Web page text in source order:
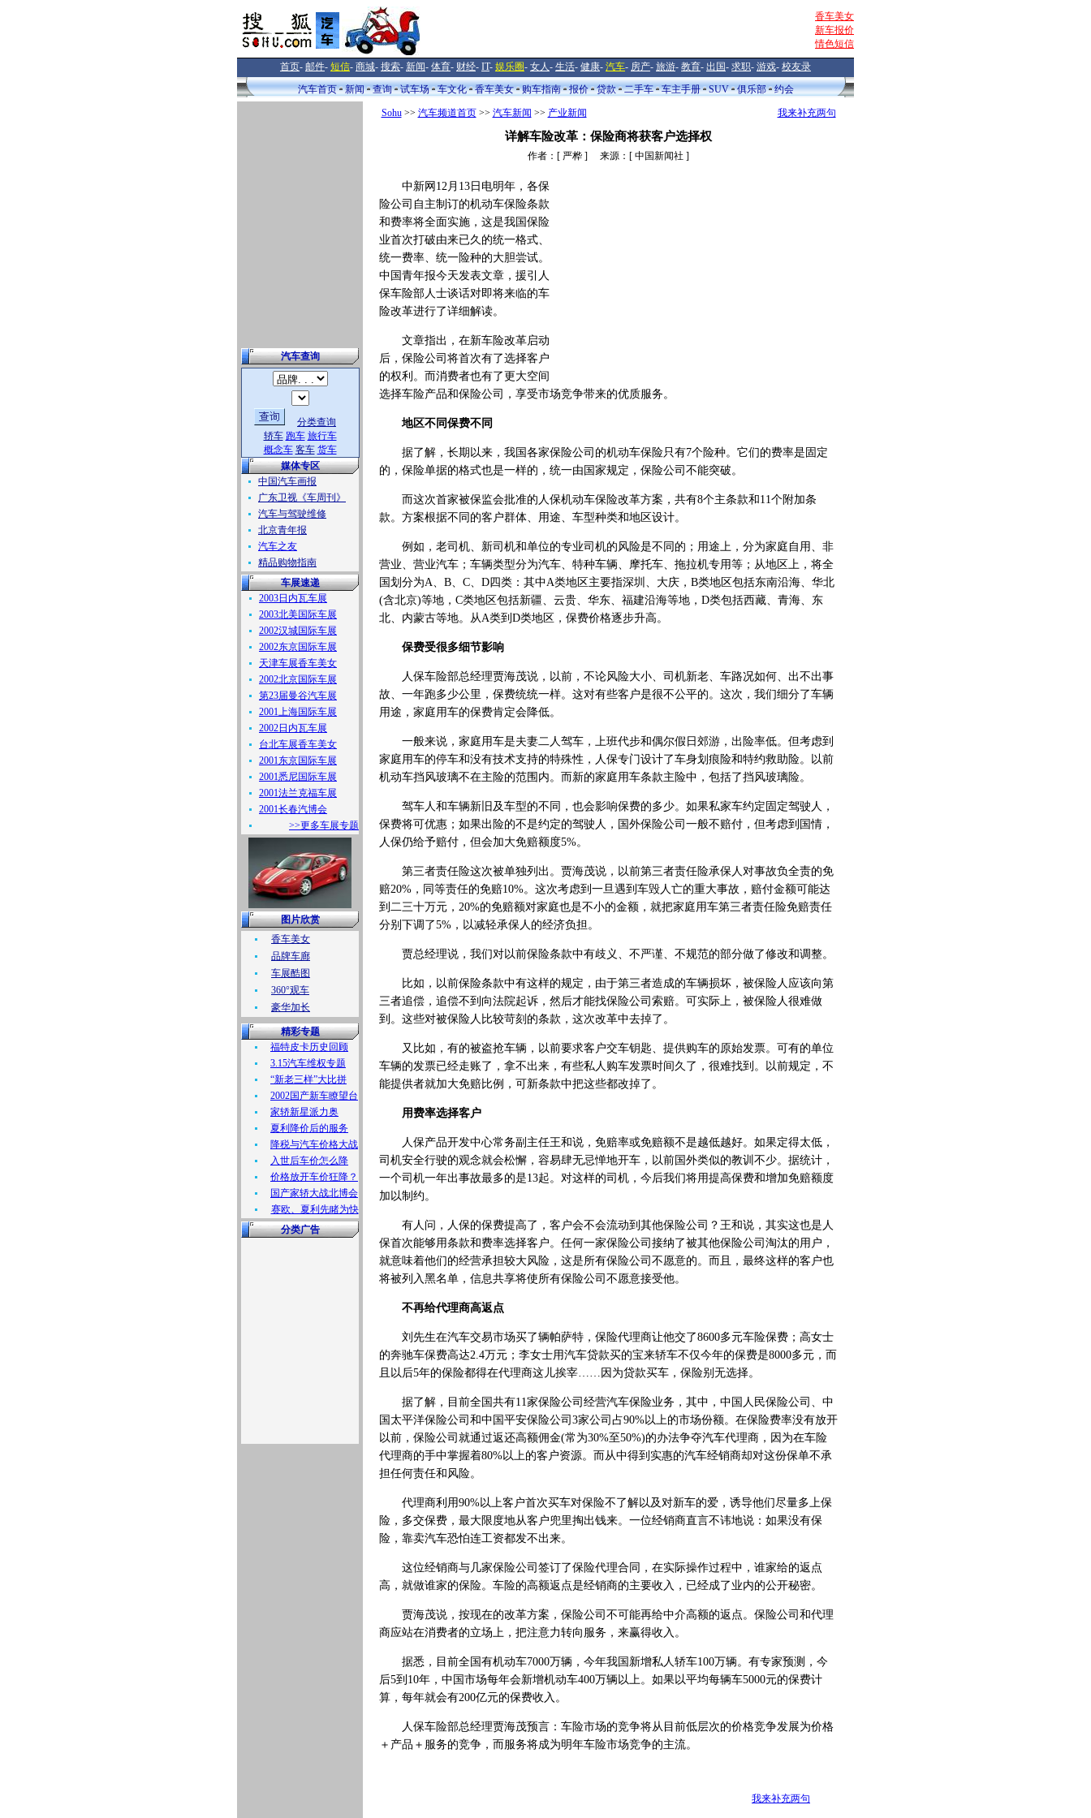
香车美女
新车报价
情色短信
首页- 邮件- 短信- 商城- 搜索- 新闻- 体育- 财经- IT- 娱乐圈- 女人- 生活- 健康- 汽车- 房产- 旅游- 教育- 出国- 求职- 游戏- 校友录
汽车首页
新闻 查询 试车场 车文化 香车美女 购车指南 报价 贷款 二手车 车主手册 SUV 俱乐部 约会
汽车查询
分类查询
轿车 跑车 旅行车
概念车 客车 货车
媒体专区
中国汽车画报
广东卫视《车周刊》
汽车与驾驶维修
北京青年报
汽车之友
精品购物指南
车展速递
2003日内瓦车展
2003北美国际车展
2002汉城国际车展
2002东京国际车展
天津车展香车美女
2002北京国际车展
第23届曼谷汽车展
2001上海国际车展
2002日内瓦车展
台北车展香车美女
2001东京国际车展
2001悉尼国际车展
2001法兰克福车展
2001长春汽博会
>>更多车展专题
图片欣赏
香车美女
品牌车廊
车展酷图
360°观车
豪华加长
精彩专题
福特皮卡历史回顾
3.15汽车维权专题
“新老三样”大比拼
2002国产新车瞭望台
家轿新星派力奥
夏利降价后的服务
降税与汽车价格大战
入世后车价怎么降
价格放开车价狂降？
国产家轿大战北博会
赛欧、夏利先睹为快
分类广告
Sohu>> 汽车频道首页>> 汽车新闻 >> 产业新闻 我来补充两句
详解车险改革：保险商将获客户选择权
作者：[ 严桦 ] 来源：[ 中国新闻社 ]
中新网12月13日电明年，各保
险公司自主制订的机动车保险条款
和费率将全面实施，这是我国保险
业首次打破由来已久的统一格式、
统一费率、统一险种的大胆尝试。
中国青年报今天发表文章，援引人
保车险部人士谈话对即将来临的车
险改革进行了详细解读。
文章指出，在新车险改革启动
后，保险公司将首次有了选择客户
的权利。而消费者也有了更大空间
选择车险产品和保险公司，享受市场竞争带来的优质服务。
地区不同保费不同
据了解，长期以来，我国各家保险公司的机动车保险只有7个险种。它们的费率是固定
的，保险单据的格式也是一样的，统一由国家规定，保险公司不能突破。
而这次首家被保监会批准的人保机动车保险改革方案，共有8个主条款和11个附加条
款。方案根据不同的客户群体、用途、车型种类和地区设计。
例如，老司机、新司机和单位的专业司机的风险是不同的；用途上，分为家庭自用、非
营业、营业汽车；车辆类型分为汽车、特种车辆、摩托车、拖拉机专用等；从地区上，将全
国划分为A、B、C、D四类：其中A类地区主要指深圳、大庆，B类地区包括东南沿海、华北
(含北京)等地，C类地区包括新疆、云贵、华东、福建沿海等地，D类包括西藏、青海、东
北、内蒙古等地。从A类到D类地区，保费价格逐步升高。
保费受很多细节影响
人保车险部总经理贾海茂说，以前，不论风险大小、司机新老、车路况如何、出不出事
故、一年跑多少公里，保费统统一样。这对有些客户是很不公平的。这次，我们细分了车辆
用途，家庭用车的保费肯定会降低。
一般来说，家庭用车是夫妻二人驾车，上班代步和偶尔假日郊游，出险率低。但考虑到
家庭用车的停车和没有技术支持的特殊性，人保专门设计了车身划痕险和特约救助险。以前
机动车挡风玻璃不在主险的范围内。而新的家庭用车条款主险中，包括了挡风玻璃险。
驾车人和车辆新旧及车型的不同，也会影响保费的多少。如果私家车约定固定驾驶人，
保费将可优惠；如果出险的不是约定的驾驶人，国外保险公司一般不赔付，但考虑到国情，
人保仍给予赔付，但会加大免赔额度5%。
第三者责任险这次被单独列出。贾海茂说，以前第三者责任险承保人对事故负全责的免
赔20%，同等责任的免赔10%。这次考虑到一旦遇到车毁人亡的重大事故，赔付金额可能达
到二三十万元，20%的免赔额对家庭也是不小的金额，就把家庭用车第三者责任险免赔责任
分别下调了5%，以减轻承保人的经济负担。
贾总经理说，我们对以前保险条款中有歧义、不严谨、不规范的部分做了修改和调整。
比如，以前保险条款中有这样的规定，由于第三者造成的车辆损坏，被保险人应该向第
三者追偿，追偿不到向法院起诉，然后才能找保险公司索赔。可实际上，被保险人很难做
到。这些对被保险人比较苛刻的条款，这次改革中去掉了。
又比如，有的被盗抢车辆，以前要求客户交车钥匙、提供购车的原始发票。可有的单位
车辆的发票已经走账了，拿不出来，有些私人购车发票时间久了，很难找到。以前规定，不
能提供者就加大免赔比例，可新条款中把这些都改掉了。
用费率选择客户
人保产品开发中心常务副主任王和说，免赔率或免赔额不是越低越好。如果定得太低，
司机安全行驶的观念就会松懈，容易肆无忌惮地开车，以前国外类似的教训不少。据统计，
一个司机一年出事故最多的是13起。对这样的司机，今后我们将用提高保费和增加免赔额度
加以制约。
有人问，人保的保费提高了，客户会不会流动到其他保险公司？王和说，其实这也是人
保首次能够用条款和费率选择客户。任何一家保险公司接纳了被其他保险公司淘汰的用户，
就意味着他们的经营承担较大风险，这是所有保险公司不愿意的。而且，最终这样的客户也
将被列入黑名单，信息共享将使所有保险公司不愿意接受他。
不再给代理商高返点
刘先生在汽车交易市场买了辆帕萨特，保险代理商让他交了8600多元车险保费；高女士
的奔驰车保费高达2.4万元；李女士用汽车贷款买的宝来轿车不仅今年的保费是8000多元，而
且以后5年的保险都得在代理商这儿挨宰……因为贷款买车，保险别无选择。
据了解，目前全国共有11家保险公司经营汽车保险业务，其中，中国人民保险公司、中
国太平洋保险公司和中国平安保险公司3家公司占90%以上的市场份额。在保险费率没有放开
以前，保险公司就通过返还高额佣金(常为30%至50%)的办法争夺汽车代理商，因为在车险
代理商的手中掌握着80%以上的客户资源。而从中得到实惠的汽车经销商却对这份保单不承
担任何责任和风险。
代理商利用90%以上客户首次买车对保险不了解以及对新车的爱，诱导他们尽量多上保
险，多交保费，最大限度地从客户兜里掏出钱来。一位经销商直言不讳地说：如果没有保
险，靠卖汽车恐怕连工资都发不出来。
这位经销商与几家保险公司签订了保险代理合同，在实际操作过程中，谁家给的返点
高，就做谁家的保险。车险的高额返点是经销商的主要收入，已经成了业内的公开秘密。
贾海茂说，按现在的改革方案，保险公司不可能再给中介高额的返点。保险公司和代理
商应站在消费者的立场上，把注意力转向服务，来赢得收入。
据悉，目前全国有机动车7000万辆，今年我国新增私人轿车100万辆。有专家预测，今
后5到10年，中国市场每年会新增机动车400万辆以上。如果以平均每辆车5000元的保费计
算，每年就会有200亿元的保费收入。
人保车险部总经理贾海茂预言：车险市场的竞争将从目前低层次的价格竞争发展为价格
＋产品＋服务的竞争，而服务将成为明年车险市场竞争的主流。
我来补充两句